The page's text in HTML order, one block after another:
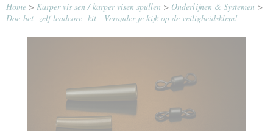
Home > Karper vis sen / karper visen spullen > Onderlijnen & Systemen >
Doe-het- zelf leadcore -kit - Verander je kijk op de veiligheidsklem!